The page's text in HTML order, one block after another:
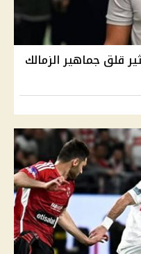
قلق جماهير الزمالك